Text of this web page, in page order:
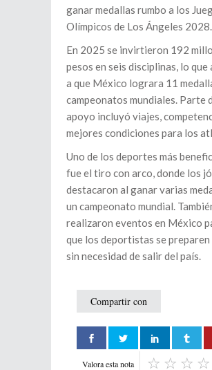
ganar medallas rumbo a los
Olímpicos de Los Ángeles 2028.
En 2025 se invirtieron 192
pesos en seis disciplinas, lo que
a que México lograra 11
campeonatos mundiales. Parte
apoyo incluyó viajes,
mejores condiciones para los
Uno de los deportes más
fue el tiro con arco, donde los
destacaron al ganar varias
un campeonato mundial.
realizaron eventos en México
que los deportistas se
sin necesidad de salir del país.
Compartir con
Valora esta nota